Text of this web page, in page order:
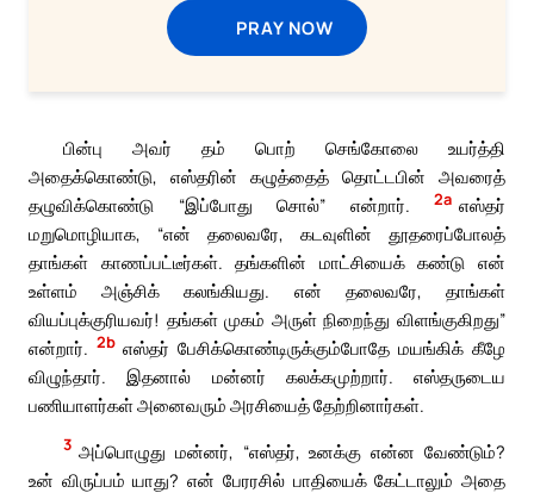
PRAY NOW
பின்பு அவர் தம் பொற் செங்கோலை உயர்த்தி
அதைக்கொண்டு, எஸ்தரின் கழுத்தைத் தொட்டபின் அவரைத்
தழுவிக்கொண்டு “இப்போது சொல்” என்றார். 2a எஸ்தர்
மறுமொழியாக, “என் தலைவரே, கடவுளின் தூதரைப்போலத்
தாங்கள் காணப்பட்டீர்கள். தங்களின் மாட்சியைக் கண்டு என்
உள்ளம் அஞ்சிக் கலங்கியது. என் தலைவரே, தாங்கள்
வியப்புக்குரியவர்! தங்கள் முகம் அருள் நிறைந்து விளங்குகிறது”
என்றார். 2b எஸ்தர் பேசிக்கொண்டிருக்கும்போதே மயங்கிக் கீழே
விழுந்தார். இதனால் மன்னர் கலக்கமுற்றார். எஸ்தருடைய
பணியாளர்கள் அனைவரும் அரசியைத் தேற்றினார்கள்.
3 அப்பொழுது மன்னர், “எஸ்தர், உனக்கு என்ன வேண்டும்?
உன் விருப்பம் யாது? என் பேரரசில் பாதியைக் கேட்டாலும் அதை